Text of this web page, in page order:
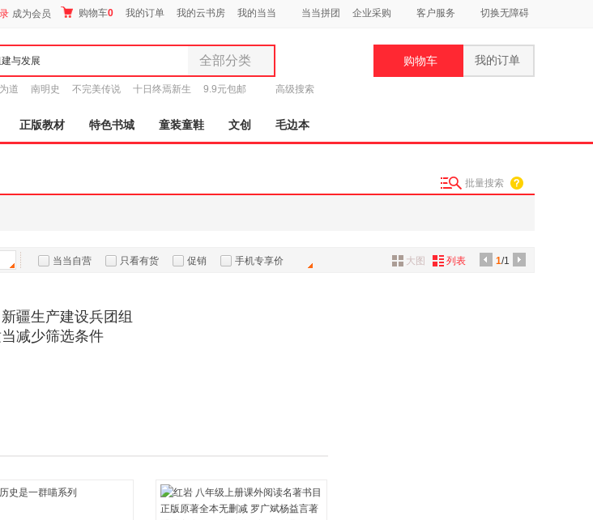
成为会员 购物车0 我的订单 我的云书房 我的当当 当当拼团 企业采购 客户服务 切换无障碍
全部分类
全部分类
图书
电子书
孕婴服饰
数码影音
电脑办公
道 南明史 不完美传说 十日终焉新生 9.9元包邮 高级搜索
购物车 我的订单
正版教材 特色书城 童装童鞋 文创 毛边本
批量搜索
当当自营 只看有货 促销 手机专享价 1/1
大图 列表
疆生产建设兵团组
减少筛选条件